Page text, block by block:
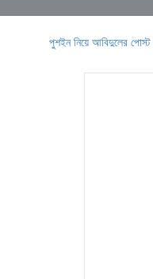
পুশইন নিয়ে আবিদুলের পোস্ট ভাইরাল|